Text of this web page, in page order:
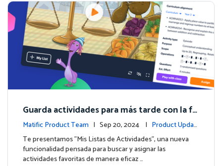
Guarda actividades para más tarde con la fu
nción de Listas de Actividades
Matific Product Team | Sep 20, 2024 | Product Updat
es
Te presentamos "Mis Listas de Actividades", una nueva
funcionalidad pensada para buscar y asignar las
actividades favoritas de manera eficaz …